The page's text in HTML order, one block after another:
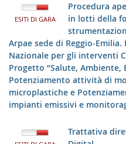
ESITI DI GARA
Procedura
in lotti della
Arpae sede di Reggio-
Nazionale per gli interventi
Progetto “Salute, Ambiente,
Potenziamento attività di
microplastiche e
impianti emissivi e
Trattativa